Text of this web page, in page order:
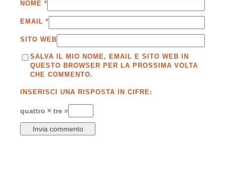
NOME *
EMAIL *
SITO WEB
SALVA IL MIO NOME, EMAIL E SITO WEB IN
QUESTO BROWSER PER LA PROSSIMA VOLTA
CHE COMMENTO.
INSERISCI UNA RISPOSTA IN CIFRE:
quattro × tre =